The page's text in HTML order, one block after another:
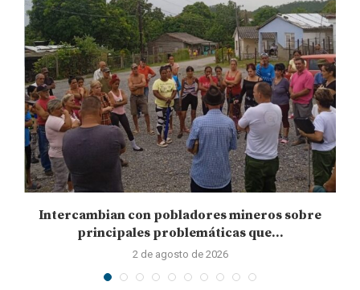
Intercambian con pobladores mineros sobre
principales problemáticas que...
2 de agosto de 2026